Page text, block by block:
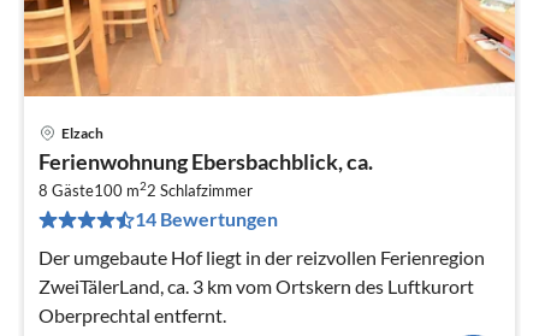
Elzach
Ferienwohnung Ebersbachblick, ca.
8 Gäste100 m22 Schlafzimmer
14 Bewertungen
Der umgebaute Hof liegt in der reizvollen Ferienregion
ZweiTälerLand, ca. 3 km vom Ortskern des Luftkurort
Oberprechtal entfernt.